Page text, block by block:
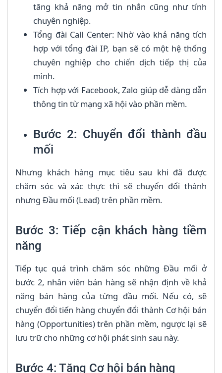
tăng khả năng mở tin nhắn cũng như tính
chuyên nghiệp.
Tổng đài Call Center: Nhờ vào khả năng tích
hợp với tổng đài IP, bạn sẽ có một hệ thống
chuyên nghiệp cho chiến dịch tiếp thị của
mình.
Tích hợp với Facebook, Zalo giúp dễ dàng dẫn
thông tin từ mạng xã hội vào phần mềm.
B­ước 2: Chuyển đổi thành đầu
mối
Nhưng khách hàng mục tiêu sau khi đã được
chăm sóc và xác thực thì sẽ chuyển đổi thành
nhưng Đầu mối (Lead) trên phần mềm.
Bước 3: Tiếp cận khách hàng tiềm
năng
Tiếp tục quá trình chăm sóc những Đầu mối ở
bước 2, nhân viên bán hàng sẽ nhận định về khả
năng bán hàng của từng đầu mối. Nếu có, sẽ
chuyển đổi tiến hàng chuyển đổi thành Cơ hội bán
hàng (Opportunities) trên phần mềm, ngược lại sẽ
lưu trữ cho những cơ hội phát sinh sau này.
Bước 4: Tăng Cơ hội bán hàng